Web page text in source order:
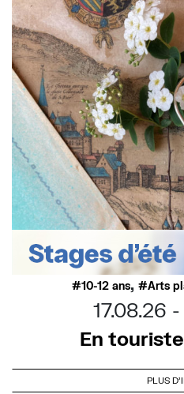
10-12 ans, Arts
17.08.26
En
PLUS